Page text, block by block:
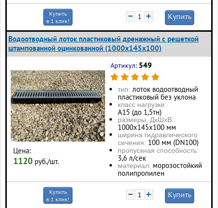
Купить
в 1 клик!
− + Купить
Водоотводный лоток пластиковый дренажный с решеткой
штампованной оцинкованной (1000x145x100)
Цена:
1120 руб./шт.
Артикул: 549
тип: лоток водоотводный
пластиковый без уклона
класс нагрузки:
А15 (до 1,5тн)
размеры, ДхШхВ:
1000х145х100 мм
ширина гидравлического
сечения: 100 мм (DN100)
пропускная способность:
3,6 л/сек
материал: морозостойкий
полипропилен
Купить
в 1 клик!
− + Купить